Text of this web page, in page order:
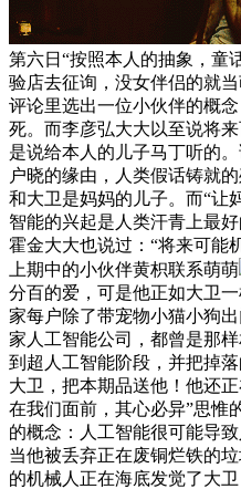
第六日“按照本人的抽象，童
验店去征询，没女伴侣的就
评论里选出一位小伙伴的概
死。而李彦弘大大以至说将
是说给本人的儿子马丁听的
户晓的缘由，人类假话铸就
和大卫是妈妈的儿子。而“让
智能的兴起是人类汗青上最
霍金大大也说过：“将来可能
上期中的小伙伴黄枳联系萌萌
分百的爱，可是他正如大卫
家每户除了带宠物小猫小狗
家人工智能公司，都曾是那
到超人工智能阶段，并把掉
大卫，把本期品送他！他还
在我们面前，其心必异”思惟
的概念：人工智能很可能导
当他被丢弃正在废铜烂铁的
的机械人正在海底发觉了大